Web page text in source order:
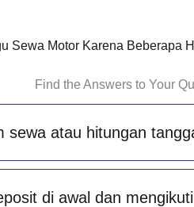
Sewa Motor Karena Beberapa
Find the Answers to Your
sewa atau hitungan
di awal dan